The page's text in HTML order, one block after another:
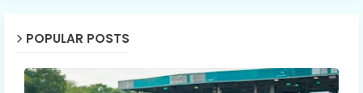
POPULAR POSTS